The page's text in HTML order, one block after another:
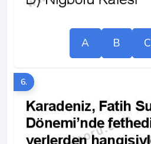
A B C
6.